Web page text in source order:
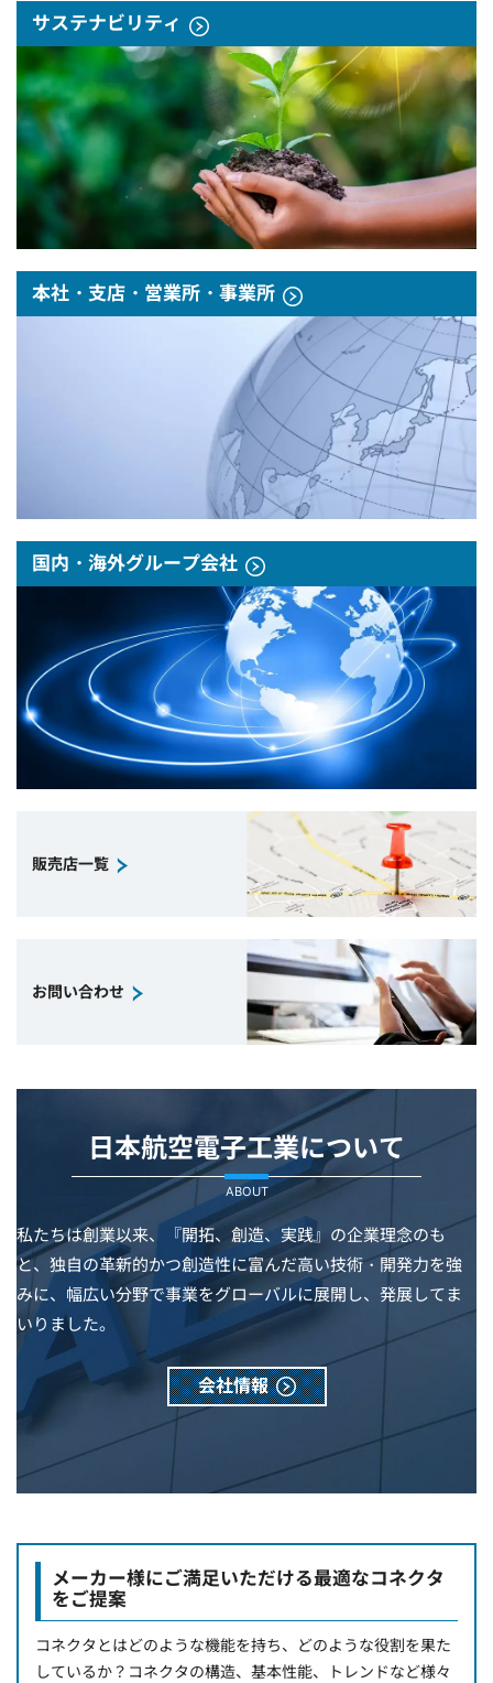
サステナビリティ
本社・支店・営業所・事業所
国内・海外グループ会社
販売店一覧
お問い合わせ
日本航空電子工業について
ABOUT
私たちは創業以来、『開拓、創造、実践』の企業理念のも
と、独自の革新的かつ創造性に富んだ高い技術・開発力を強
みに、幅広い分野で事業をグローバルに展開し、発展してま
いりました。
会社情報
メーカー様にご満足いただける最適なコネクタ
をご提案
コネクタとはどのような機能を持ち、どのような役割を果た
しているか？コネクタの構造、基本性能、トレンドなど様々